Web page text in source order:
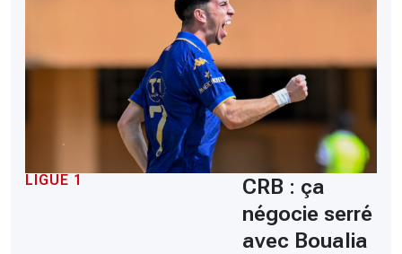
LIGUE 1
CRB : ça
négocie serré
avec Boualia